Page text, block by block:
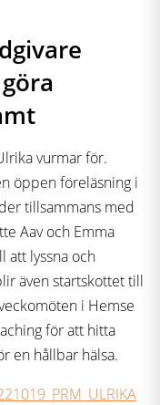
vurmar för.
öppen föreläsning i
tillsammans med
Aav och Emma
att lyssna och
även startskottet till
i Hemse
för att hitta
en hållbar hälsa.